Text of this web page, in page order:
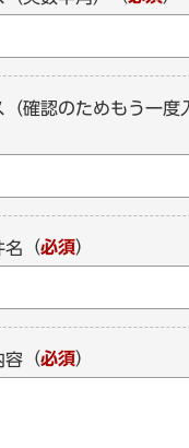
（確認のためもう一度
名 （必須）
容 （必須）